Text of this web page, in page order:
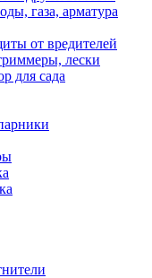
газа, арматура
от вредителей
лески
для сада